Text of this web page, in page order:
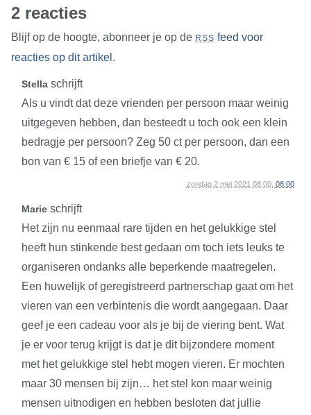
2 reacties
Blijf op de hoogte, abonneer je op de RSS feed voor
reacties op dit artikel .
Stella schrijft
Als u vindt dat deze vrienden per persoon maar weinig
uitgegeven hebben, dan besteedt u toch ook een klein
bedragje per persoon? Zeg 50 ct per persoon, dan een
bon van € 15 of een briefje van € 20.
zondag 2 mei 2021 08:00, 08:00
Marie schrijft
Het zijn nu eenmaal rare tijden en het gelukkige stel
heeft hun stinkende best gedaan om toch iets leuks te
organiseren ondanks alle beperkende maatregelen.
Een huwelijk of geregistreerd partnerschap gaat om het
vieren van een verbintenis die wordt aangegaan. Daar
geef je een cadeau voor als je bij de viering bent. Wat
je er voor terug krijgt is dat je dit bijzondere moment
met het gelukkige stel hebt mogen vieren. Er mochten
maar 30 mensen bij zijn… het stel kon maar weinig
mensen uitnodigen en hebben besloten dat jullie